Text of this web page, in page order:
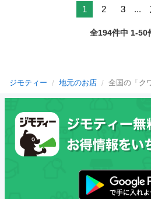
1 2 3 ...
全194件中 1-50
ジモティー 地元のお店 全国の「ク